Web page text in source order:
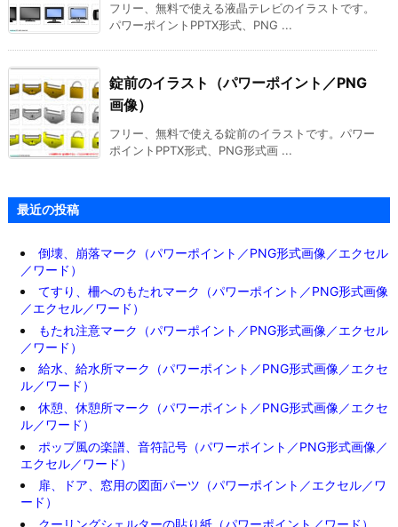
フリー、無料で使える液晶テレビのイラストです。
パワーポイントPPTX形式、PNG ...
錠前のイラスト（パワーポイント／PNG
画像）
フリー、無料で使える錠前のイラストです。パワー
ポイントPPTX形式、PNG形式画 ...
最近の投稿
倒壊、崩落マーク（パワーポイント／PNG形式画像／エクセル
／ワード）
てすり、柵へのもたれマーク（パワーポイント／PNG形式画像
／エクセル／ワード）
もたれ注意マーク（パワーポイント／PNG形式画像／エクセル
／ワード）
給水、給水所マーク（パワーポイント／PNG形式画像／エクセ
ル／ワード）
休憩、休憩所マーク（パワーポイント／PNG形式画像／エクセ
ル／ワード）
ポップ風の楽譜、音符記号（パワーポイント／PNG形式画像／
エクセル／ワード）
扉、ドア、窓用の図面パーツ（パワーポイント／エクセル／ワ
ード）
クーリングシェルターの貼り紙（パワーポイント／ワード）